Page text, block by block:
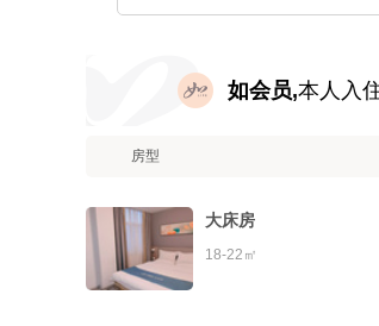
如会员,本人入
房型
大床房
18-22㎡